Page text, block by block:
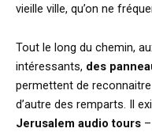
vieille ville, qu’on ne
Tout le long du chemin,
intéressants, des
permettent de
d’autre des remparts. Il
Jerusalem audio tours